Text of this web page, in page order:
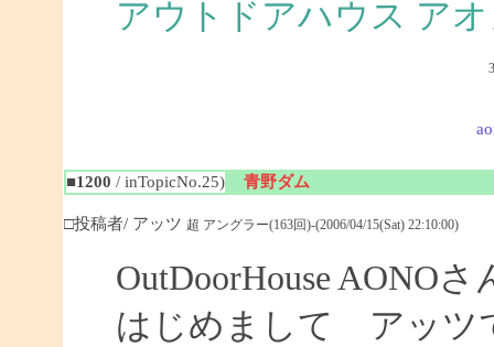
アウトドアハウス ア
■1200 / inTopicNo.25) 青野ダム
□投稿者/ アッツ 超 アングラー(163回)-(2006/04/15(Sat) 22:10:00)
OutDoorHouse AONOさ
はじめまして アッツ